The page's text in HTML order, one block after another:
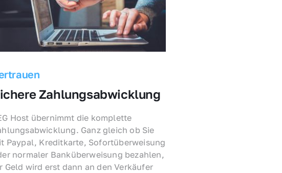
Zahlungsabwicklung
Host übernimmt die komplette
Ganz gleich ob Sie
Paypal, Kreditkarte, Sofortüberweisung
normaler Banküberweisung bezahlen,
Geld wird erst dann an den Verkäufer